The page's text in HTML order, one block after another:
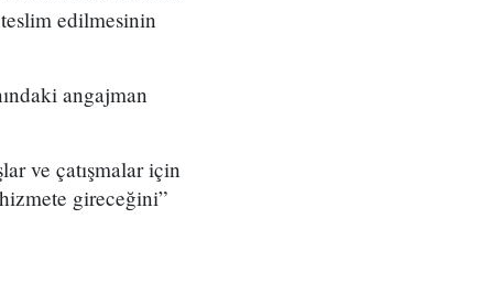
edilmesinin
angajman
ve çatışmalar için
gireceğini”